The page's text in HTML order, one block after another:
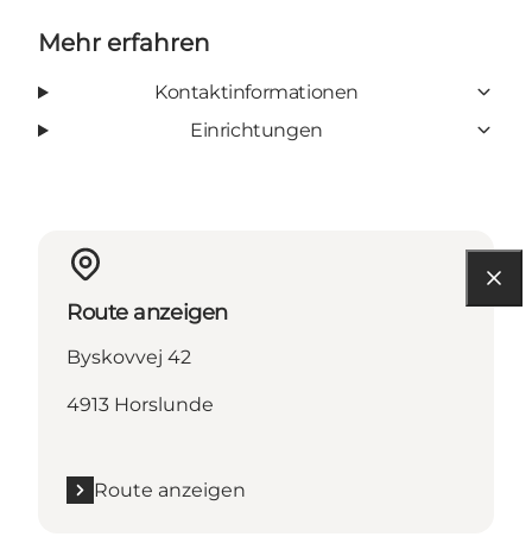
Mehr erfahren
Kontaktinformationen
Einrichtungen
Route anzeigen
Byskovvej 42
4913 Horslunde
Route anzeigen